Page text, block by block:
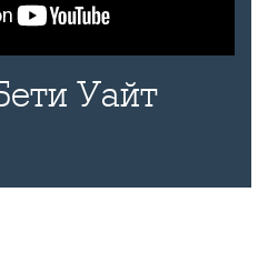
Уайт